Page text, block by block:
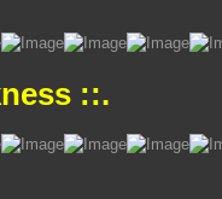
::.